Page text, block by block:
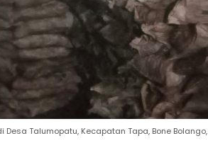
Talumopatu, Kecapatan Tapa, Bone